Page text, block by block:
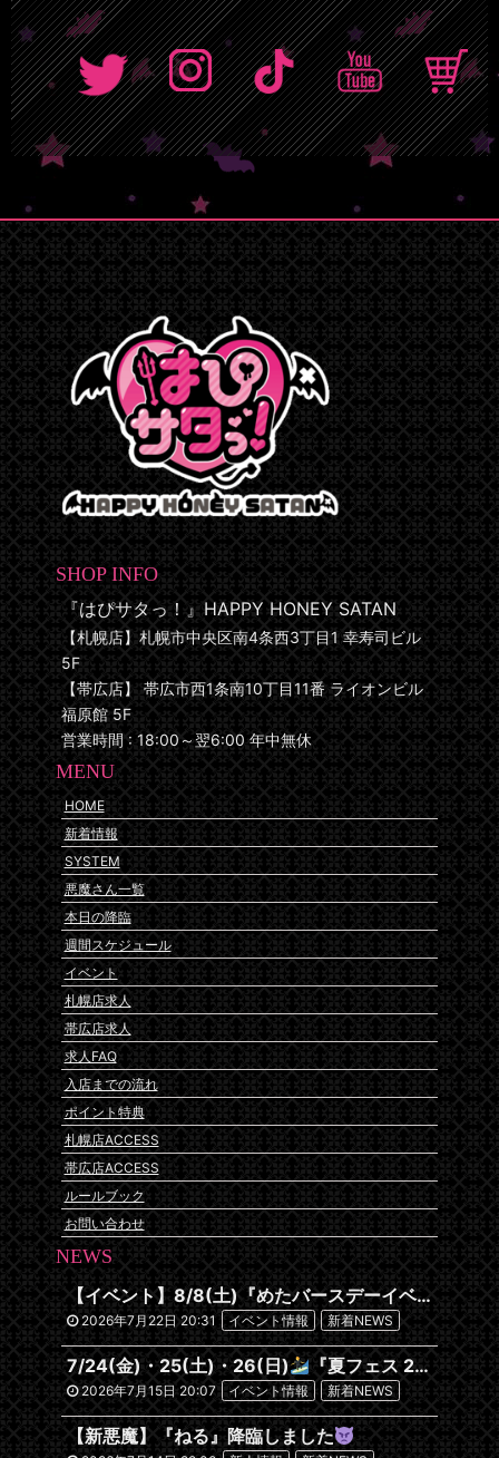
SHOP INFO
『はぴサタっ！』HAPPY HONEY SATAN
【札幌店】札幌市中央区南4条西3丁目1 幸寿司ビル
5F
【帯広店】 帯広市西1条南10丁目11番 ライオンビル
福原館 5F
営業時間 : 18:00～翌6:00 年中無休
MENU
HOME
新着情報
SYSTEM
悪魔さん一覧
本日の降臨
週間スケジュール
イベント
札幌店求人
帯広店求人
求人FAQ
入店までの流れ
ポイント特典
札幌店ACCESS
帯広店ACCESS
ルールブック
お問い合わせ
NEWS
【イベント】8/8(土)『めたバースデーイベント』開催です
2026年7月22日 20:31 イベント情報 新着NEWS
7/24(金)・25(土)・26(日) 『夏フェス 2026~沖縄編~』
2026年7月15日 20:07 イベント情報 新着NEWS
【新悪魔】『ねる』降臨しました